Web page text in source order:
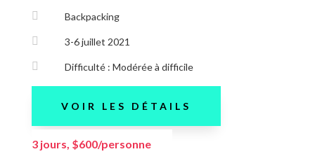
 Backpacking
 3-6 juillet 2021
 Difficulté : Modérée à difficile
VOIR LES DÉTAILS
3 jours, $600/personne